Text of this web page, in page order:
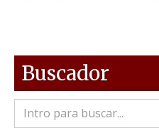
Buscador